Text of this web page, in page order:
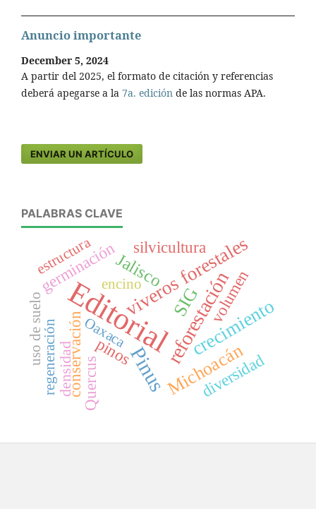
Anuncio importante
December 5, 2024
A partir del 2025, el formato de citación y referencias
deberá apegarse a la 7a. edición de las normas APA.
ENVIAR UN ARTÍCULO
PALABRAS CLAVE
Editorial
Pinus
reforestación
viveros forestales
crecimiento
Michoacán
SIG
Jalisco
conservación
germinación
diversidad
volumen
silvicultura
pinos
Quercus
densidad
estructura
uso de sueloregeneración Oaxaca
encino